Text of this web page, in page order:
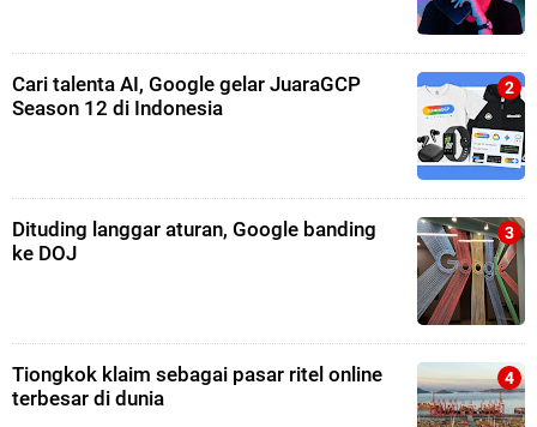
Cari talenta AI, Google gelar JuaraGCP
Season 12 di Indonesia
Dituding langgar aturan, Google banding
ke DOJ
Tiongkok klaim sebagai pasar ritel online
terbesar di dunia